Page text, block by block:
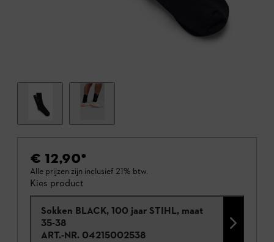
€ 12,90*
Alle prijzen zijn inclusief 21% btw.
Kies product
Sokken BLACK, 100 jaar STIHL, maat
35-38
ART.-NR. 04215002538